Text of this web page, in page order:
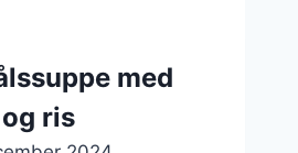
dage
med
ris